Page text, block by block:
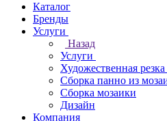
Каталог
Бренды
Услуги
Назад
Услуги
Художественная
Сборка панно из
Сборка мозаики
Дизайн
Компания